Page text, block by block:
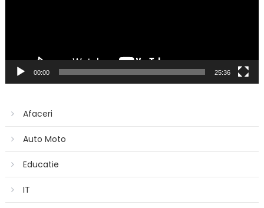
00:00 25:36
Afaceri
Auto Moto
Educatie
IT